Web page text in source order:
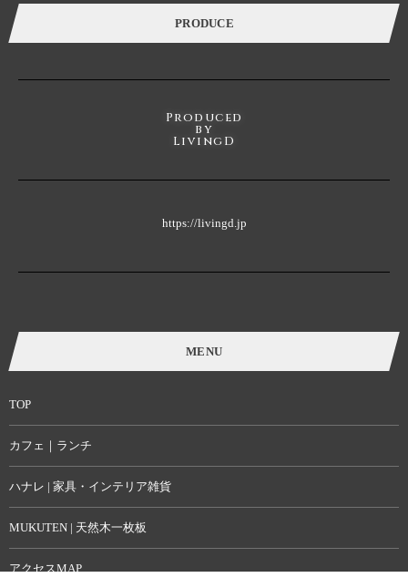
PRODUCE
Produced
by
LivingD
https://livingd.jp
MENU
TOP
カフェ｜ランチ
ハナレ | 家具・インテリア雑貨
MUKUTEN | 天然木一枚板
アクセスMAP